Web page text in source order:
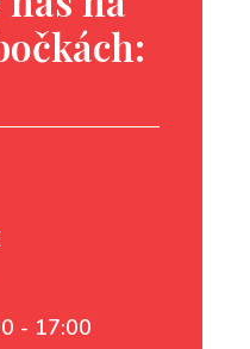
- 17:00